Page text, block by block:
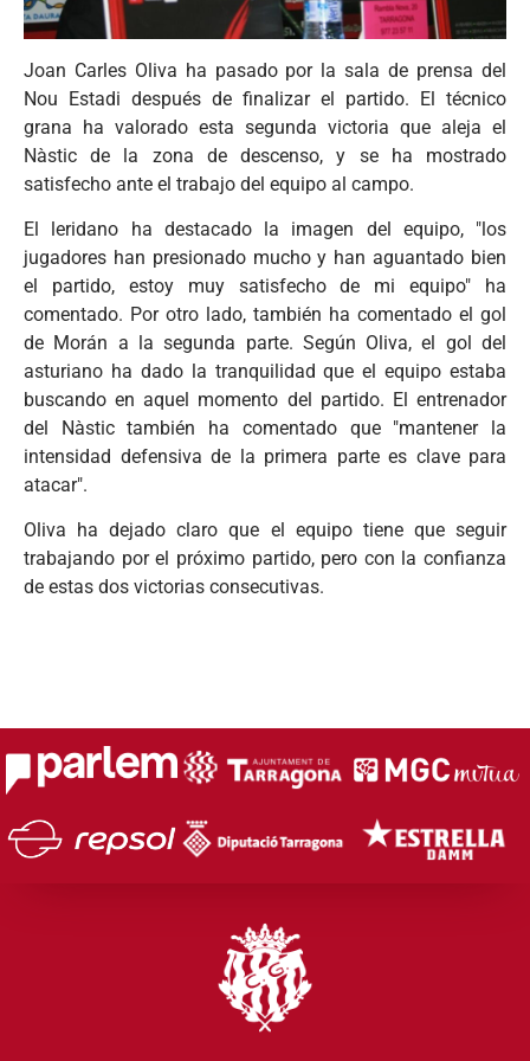
Joan Carles Oliva ha pasado por la sala de prensa del
Nou Estadi después de finalizar el partido. El técnico
grana ha valorado esta segunda victoria que aleja el
Nàstic de la zona de descenso, y se ha mostrado
satisfecho ante el trabajo del equipo al campo.
El leridano ha destacado la imagen del equipo, "los
jugadores han presionado mucho y han aguantado bien
el partido, estoy muy satisfecho de mi equipo" ha
comentado. Por otro lado, también ha comentado el gol
de Morán a la segunda parte. Según Oliva, el gol del
asturiano ha dado la tranquilidad que el equipo estaba
buscando en aquel momento del partido. El entrenador
del Nàstic también ha comentado que "mantener la
intensidad defensiva de la primera parte es clave para
atacar".
Oliva ha dejado claro que el equipo tiene que seguir
trabajando por el próximo partido, pero con la confianza
de estas dos victorias consecutivas.